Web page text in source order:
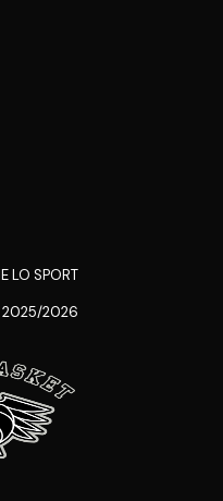
LO SPORT
2026